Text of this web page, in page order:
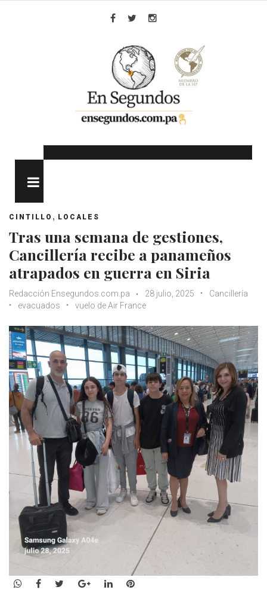
CINTILLO , LOCALES
Tras una semana de gestiones,
Cancillería recibe a panameños
atrapados en guerra en Siria
Redacción Ensegundos.com.pa 28 julio, 2025
Cancillería
evacuados
vuelo de Air France
WhatsApp
Facebook
TwitterGoogle+LinkedInPinterest